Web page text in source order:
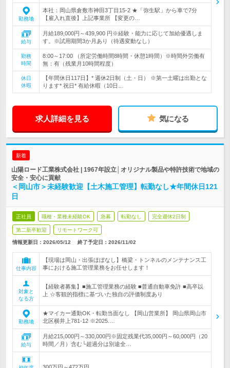
勤務地
本社：岡山県倉敷市神田3丁目15-2 ★「弥生駅」から車で7分
【雇入れ直後】上記事業所 【変更の…
給与
月給189,000円～439,900 円※経験・能力に応じて加給優遇しま
す。※試用期間3か月あり（待遇変動なし）
勤務
時間
8:00～17:00 （所定労働時間8時間・休憩1時間）※時間外労働有
無：有（残業月10時間程度）
休日
休暇
【年間休日117日】* 週休2日制（土・日） ※第一土曜は出勤とな
ります* 祝日* 有給休暇（10日…
求人詳細を見る 気になる
新着
山陽ロード工業株式会社 | 1967年設立│オリジナル製品や特許技術で地域の
安全・安心に貢献
＜岡山市＞未経験歓迎【土木施工管理】転勤なし★年間休日121
日
正社員 職種・業種未経験OK 急募 転勤なし 完全週休2日制
第二新卒歓迎 リモートワーク可
情報更新日：2026/05/12 終了予定日： 2026/11/02
仕事内容
【現場は岡山・出張ほぼなし】橋梁・トンネルのメンテナンス工
事における施工管理業務をお任せします！
対象と
なる方
【経験者募集】■施工管理業務の経験 ■普通自動車免許 ■高卒以
上 ☆客観的指標に基づいた独自の評価制度あり
勤務地
★マイカー通勤OK・転勤当面なし 【岡山営業所】 岡山県岡山市
北区横井上781-12 ※2025.…
給与
月給215,000円～330,000円※固定残業代35,000円～60,000円（20
時間／月）含む└超過分は別途全…
300万円～472万円